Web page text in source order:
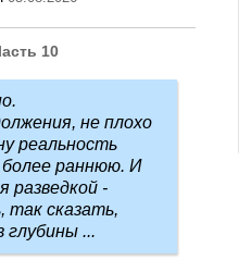
10
не плохо
реальность
раннюю. И
разведкой -
так сказать,
глубины ...